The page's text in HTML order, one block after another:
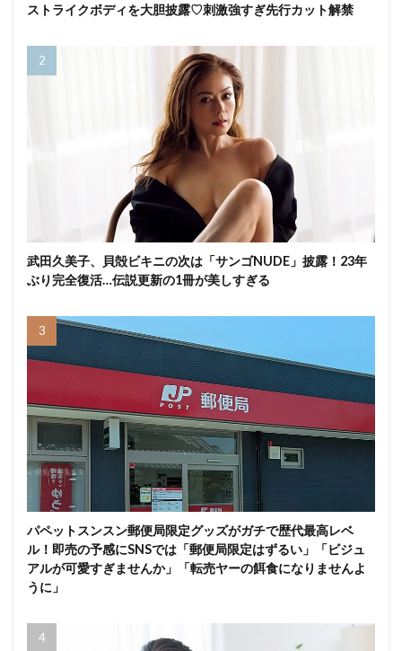
ストライクボディを大胆披露♡刺激強すぎ先行カット解禁
武田久美子、貝殻ビキニの次は「サンゴNUDE」披露！23年
ぶり完全復活…伝説更新の1冊が美しすぎる
パペットスンスン郵便局限定グッズがガチで歴代最高レベ
ル！即売の予感にSNSでは「郵便局限定はずるい」「ビジュ
アルが可愛すぎませんか」「転売ヤーの餌食になりませんよ
うに」